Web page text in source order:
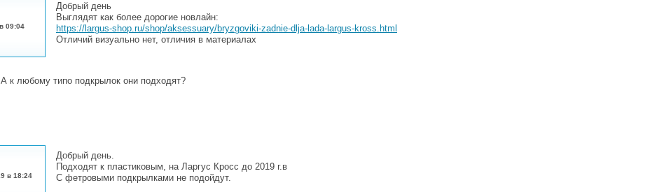
09:04
Добрый день
Выглядят как более дорогие новлайн:
https://largus-shop.ru/shop/aksessuary/bryzgoviki-zadnie-dlja-lada-largus-kross.html
Отличий визуально нет, отличия в материалах
А к любому типо подкрылок они подходят?
в 18:24
Добрый день.
Подходят к пластиковым, на Ларгус Кросс до 2019 г.в
С фетровыми подкрылками не подойдут.